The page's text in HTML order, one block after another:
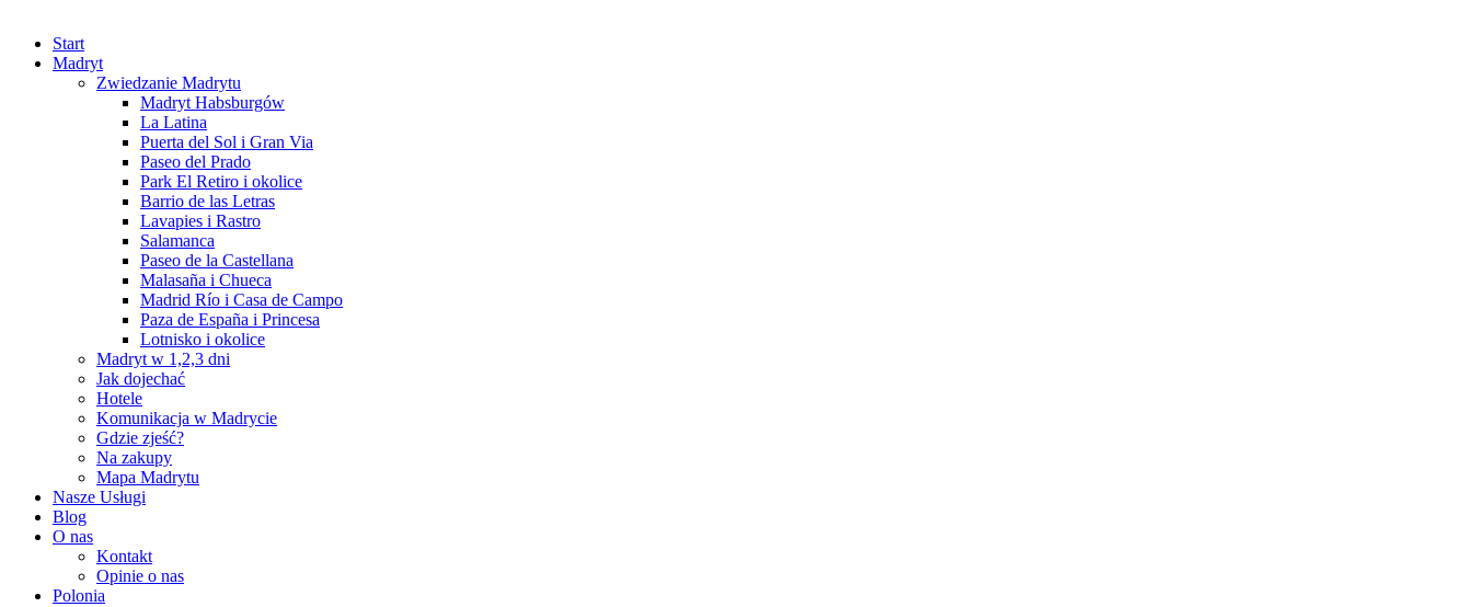
Start
Madryt
Zwiedzanie Madrytu
Madryt Habsburgów
La Latina
Puerta del Sol i Gran Via
Paseo del Prado
Park El Retiro i okolice
Barrio de las Letras
Lavapies i Rastro
Salamanca
Paseo de la Castellana
Malasaña i Chueca
Madrid Río i Casa de Campo
Paza de España i Princesa
Lotnisko i okolice
Madryt w 1,2,3 dni
Jak dojechać
Hotele
Komunikacja w Madrycie
Gdzie zjeść?
Na zakupy
Mapa Madrytu
Nasze Usługi
Blog
O nas
Kontakt
Opinie o nas
Polonia